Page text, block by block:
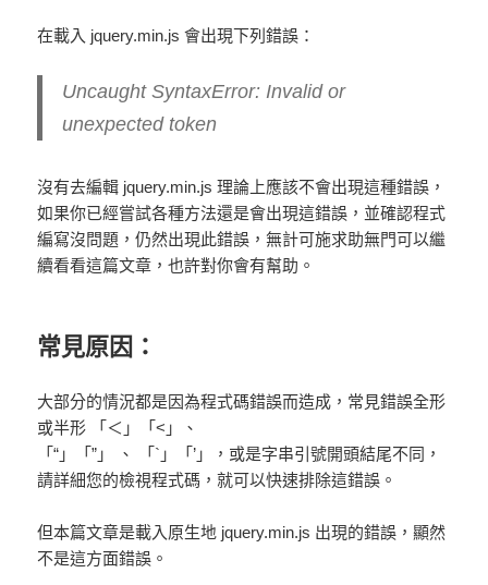
在載入 jquery.min.js 會出現下列錯誤：
Uncaught SyntaxError: Invalid or
unexpected token
沒有去編輯 jquery.min.js 理論上應該不會出現這種錯誤，
如果你已經嘗試各種方法還是會出現這錯誤，並確認程式
編寫沒問題，仍然出現此錯誤，無計可施求助無門可以繼
續看看這篇文章，也許對你會有幫助。
常見原因：
大部分的情況都是因為程式碼錯誤而造成，常見錯誤全形
或半形 「＜」「<」、
「“」「”」 、 「`」「’」，或是字串引號開頭結尾不同，
請詳細您的檢視程式碼，就可以快速排除這錯誤。
但本篇文章是載入原生地 jquery.min.js 出現的錯誤，顯然
不是這方面錯誤。